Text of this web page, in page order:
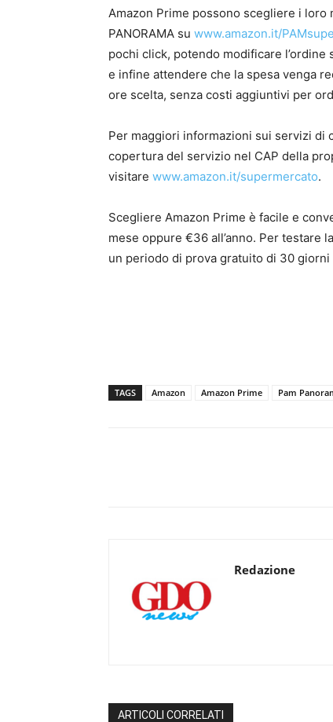
Amazon Prime possono scegliere i
PANORAMA su www.amazon.it/
pochi click, potendo modificare l’ordine
e infine attendere che la spesa venga
ore scelta, senza costi aggiuntivi per
Per maggiori informazioni sui servizi di
copertura del servizio nel CAP della
visitare www.amazon.it/supermercato.
Scegliere Amazon Prime è facile e
mese oppure €36 all’anno. Per testare
un periodo di prova gratuito di 30
TAGS Amazon Amazon Prime Pam
Redazione
ARTICOLI CORRELATI